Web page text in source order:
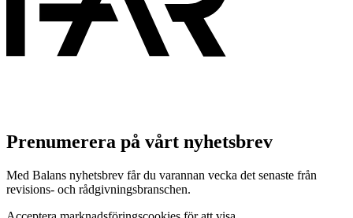
Prenumerera på vårt nyhetsbrev
Med Balans nyhetsbrev får du varannan vecka det senaste från
revisions- och rådgivningsbranschen.